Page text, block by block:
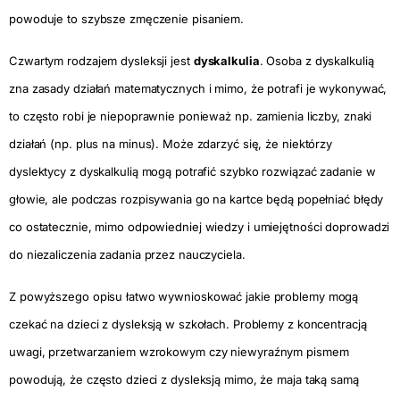
powoduje to szybsze zmęczenie pisaniem.
Czwartym rodzajem dysleksji jest dyskalkulia. Osoba z dyskalkulią
zna zasady działań matematycznych i mimo, że potrafi je wykonywać,
to często robi je niepoprawnie ponieważ np. zamienia liczby, znaki
działań (np. plus na minus). Może zdarzyć się, że niektórzy
dyslektycy z dyskalkulią mogą potrafić szybko rozwiązać zadanie w
głowie, ale podczas rozpisywania go na kartce będą popełniać błędy
co ostatecznie, mimo odpowiedniej wiedzy i umiejętności doprowadzi
do niezaliczenia zadania przez nauczyciela.
Z powyższego opisu łatwo wywnioskować jakie problemy mogą
czekać na dzieci z dysleksją w szkołach. Problemy z koncentracją
uwagi, przetwarzaniem wzrokowym czy niewyraźnym pismem
powodują, że często dzieci z dysleksją mimo, że maja taką samą